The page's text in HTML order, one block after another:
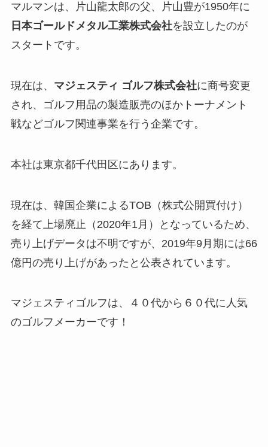
マルマンは、片山龍太郎の父、片山豊が1950年に
日本ゴールドメタル工業株式会社を設立したのが
スタートです。
現在は、 マジェスティ ゴルフ株式会社に商号変更
され、ゴルフ用品の製造販売のほかトーナメント
戦などゴルフ関連事業を行う企業です。
本社は東京都千代田区にあります。
現在は、韓国企業によるTOB（株式公開買付け）
を経て上場廃止（2020年1月）となっているため、
売り上げデータは不明ですが、2019年9月期には66
億円の売り上げがあったと公表されています。
マジェスティゴルフは、４０代から６０代に人気
のゴルフメーカーです！